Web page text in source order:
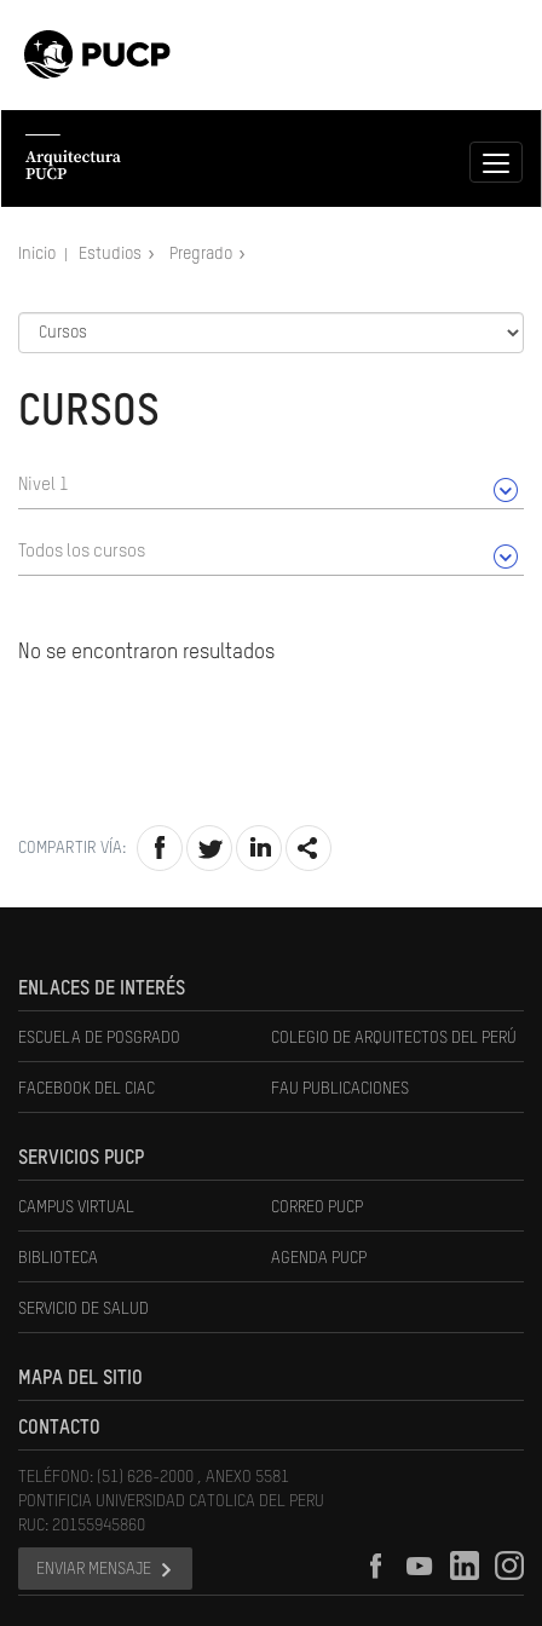
Inicio Estudios Pregrado
CURSOS
Nivel 1
Todos los cursos
No se encontraron resultados
COMPARTIR VÍA:
ENLACES DE INTERÉS
ESCUELA DE POSGRADO COLEGIO DE ARQUITECTOS DEL PERÚ
FACEBOOK DEL CIAC FAU PUBLICACIONES
SERVICIOS PUCP
CAMPUS VIRTUAL CORREO PUCP
BIBLIOTECA AGENDA PUCP
SERVICIO DE SALUD
MAPA DEL SITIO
CONTACTO
TELÉFONO: (51) 626-2000 , ANEXO 5581
PONTIFICIA UNIVERSIDAD CATOLICA DEL PERU
RUC: 20155945860
ENVIAR MENSAJE